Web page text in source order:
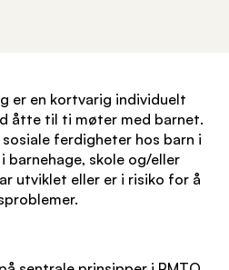
er en kortvarig individuelt
åtte til ti møter med barnet.
ferdigheter hos barn i
barnehage, skole og/eller
utviklet eller er i risiko for å